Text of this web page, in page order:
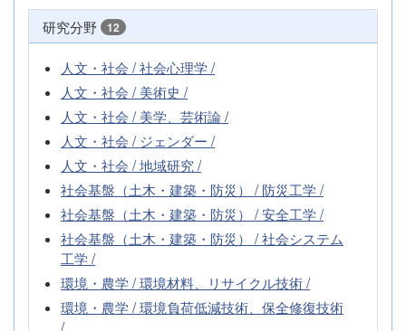
研究分野 12
人文・社会 / 社会心理学 /
人文・社会 / 美術史 /
人文・社会 / 美学、芸術論 /
人文・社会 / ジェンダー /
人文・社会 / 地域研究 /
社会基盤（土木・建築・防災） / 防災工学 /
社会基盤（土木・建築・防災） / 安全工学 /
社会基盤（土木・建築・防災） / 社会システム
工学 /
環境・農学 / 環境材料、リサイクル技術 /
環境・農学 / 環境負荷低減技術、保全修復技術
/